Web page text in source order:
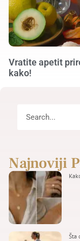
Vratite apetit
kako!
Najnoviji
Šta